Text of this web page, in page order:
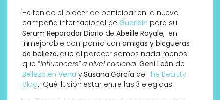
He tenido el placer de participar en la nueva
campaña internacional de Guerlain para su
Serum Reparador Diario de Abeille Royale, en
inmejorable compañía con amigas y blogueras
de belleza, que al parecer somos nada menos
que “influencers” a nivel nacional: Geni León de
Belleza en Vena y Susana García de The Beauty
Blog. ¡Qué ilusión estar entre las 3 elegidas!